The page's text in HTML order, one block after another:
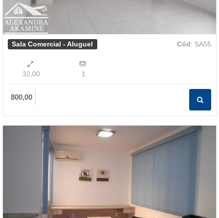
Sala Comercial - Aluguel Cód: SA55
32,00 1
800,00